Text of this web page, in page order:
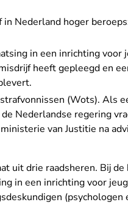
Nederland hoger
in een inrichting voor
heeft gepleegd en
strafvonnissen (Wots). Als
Nederlandse regering
van Justitie na
uit drie raadsheren. Bij de
in een inrichting voor
(psychologen